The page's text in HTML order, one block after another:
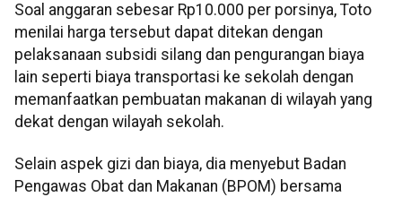
Soal anggaran sebesar Rp10.000 per porsinya, Toto
menilai harga tersebut dapat ditekan dengan
pelaksanaan subsidi silang dan pengurangan biaya
lain seperti biaya transportasi ke sekolah dengan
memanfaatkan pembuatan makanan di wilayah yang
dekat dengan wilayah sekolah.
Selain aspek gizi dan biaya, dia menyebut Badan
Pengawas Obat dan Makanan (BPOM) bersama